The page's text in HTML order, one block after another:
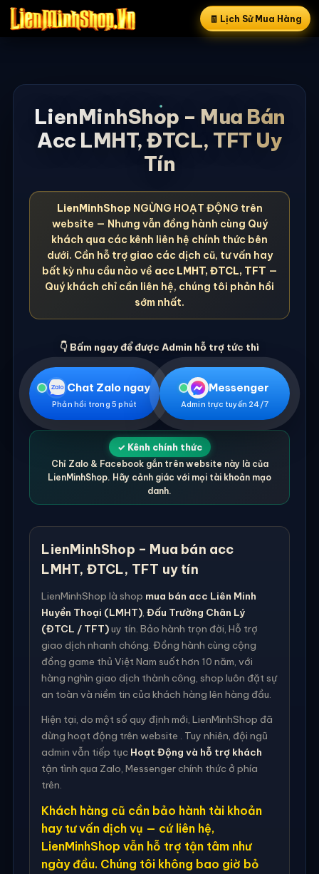
🧾 Lịch Sử Mua Hàng
LienMinhShop – Mua Bán
Acc LMHT, ĐTCL, TFT Uy
Tín
LienMinhShop NGỪNG HOẠT ĐỘNG trên
website — Nhưng vẫn đồng hành cùng Quý
khách qua các kênh liên hệ chính thức bên
dưới. Cần hỗ trợ giao các dịch cũ, tư vấn hay
bất kỳ nhu cầu nào về acc LMHT, ĐTCL, TFT —
Quý khách chỉ cần liên hệ, chúng tôi phản hồi
sớm nhất.
👇 Bấm ngay để được Admin hỗ trợ tức thì
Chat Zalo ngay
Phản hồi trong 5 phút
Messenger
Admin trực tuyến 24/7
✓ Kênh chính thức
Chỉ Zalo & Facebook gắn trên website này là của
LienMinhShop. Hãy cảnh giác với mọi tài khoản mạo
danh.
LienMinhShop – Mua bán acc
LMHT, ĐTCL, TFT uy tín
LienMinhShop là shop mua bán acc Liên Minh
Huyền Thoại (LMHT),Đấu Trường Chân Lý
(ĐTCL / TFT)uy tín. Bảo hành trọn đời, Hỗ trợ
giao dịch nhanh chóng. Đồng hành cùng cộng
đồng game thủ Việt Nam suốt hơn 10 năm, với
hàng nghìn giao dịch thành công, shop luôn đặt sự
an toàn và niềm tin của khách hàng lên hàng đầu.
Hiện tại, do một số quy định mới, LienMinhShop đã
dừng hoạt động trên website . Tuy nhiên, đội ngũ
admin vẫn tiếp tục Hoạt Động và hỗ trợ khách
tận tình qua Zalo, Messenger chính thức ở phía
trên.
Khách hàng cũ cần bảo hành tài khoản
hay tư vấn dịch vụ — cứ liên hệ,
LienMinhShop vẫn hỗ trợ tận tâm như
ngày đầu. Chúng tôi không bao giờ bỏ